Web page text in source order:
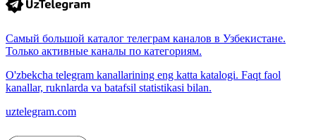
Самый большой каталог телеграм каналов в Узбекистане.
Только активные каналы по категориям.
O'zbekcha telegram kanallarining eng katta katalogi. Faqt faol
kanallar, ruknlarda va batafsil statistikasi bilan.
uztelegram.com